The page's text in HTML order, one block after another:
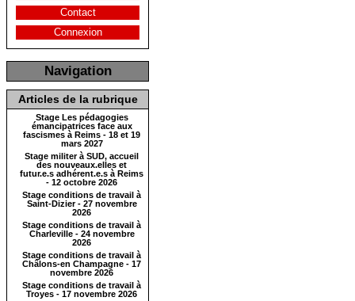
Contact
Connexion
Navigation
Articles de la rubrique
Stage Les pédagogies
émancipatrices face aux
fascismes à Reims - 18 et 19
mars 2027
Stage militer à SUD, accueil
des nouveaux.elles et
futur.e.s adhérent.e.s à Reims
- 12 octobre 2026
Stage conditions de travail à
Saint-Dizier - 27 novembre
2026
Stage conditions de travail à
Charleville - 24 novembre
2026
Stage conditions de travail à
Châlons-en Champagne - 17
novembre 2026
Stage conditions de travail à
Troyes - 17 novembre 2026